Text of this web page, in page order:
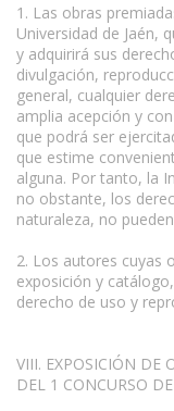
1. Las obras
Universidad de Jaén,
y adquirirá sus
divulgación,
general, cualquier
amplia acepción y
que podrá ser
que estime
alguna. Por tanto, la
no obstante, los
naturaleza, no
2. Los autores cuyas
exposición y
derecho de uso y
VIII. EXPOSICIÓN DE
DEL 1 CONCURSO